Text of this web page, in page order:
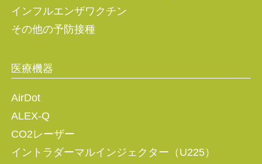
インフルエンザワクチン
その他の予防接種
医療機器
AirDot
ALEX-Q
CO2レーザー
イントラダーマルインジェクター（U225）